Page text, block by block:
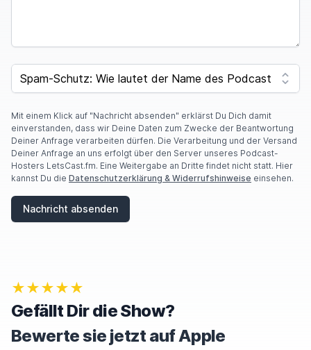
SPAM CAPTCHA
Mit einem Klick auf "Nachricht absenden" erklärst Du Dich damit
einverstanden, dass wir Deine Daten zum Zwecke der Beantwortung
Deiner Anfrage verarbeiten dürfen. Die Verarbeitung und der Versand
Deiner Anfrage an uns erfolgt über den Server unseres Podcast-
Hosters LetsCast.fm. Eine Weitergabe an Dritte findet nicht statt. Hier
kannst Du die Datenschutzerklärung & Widerrufshinweise einsehen.
Nachricht absenden
★★★★★
Gefällt Dir die Show?
Bewerte sie jetzt auf Apple